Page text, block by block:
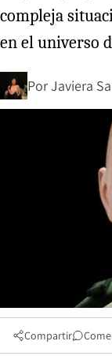
compleja
en el universo
PorJaviera
Compartir